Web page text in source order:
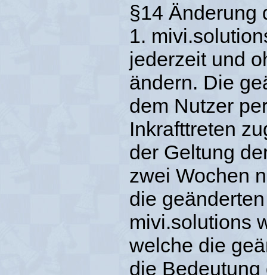
§14 Änderung
1.
jederzeit und
ändern. Die
dem Nutzer
Inkrafttreten
der Geltung
zwei Wochen
die
mivi.solutions
welche die
die